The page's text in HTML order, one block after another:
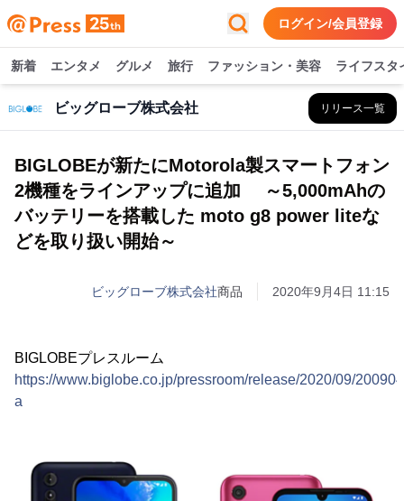
ログイン/会員登録
新着 エンタメ グルメ 旅行 ファッション・美容 ライフスタ
ビッグローブ株式会社 リリース一覧
BIGLOBEが新たにMotorola製スマートフォン
2機種をラインアップに追加 ～5,000mAhの
バッテリーを搭載した moto g8 power liteな
どを取り扱い開始～
ビッグローブ株式会社商品 2020年9月4日 11:15
BIGLOBEプレスルーム
https://www.biglobe.co.jp/pressroom/release/2020/09/
a